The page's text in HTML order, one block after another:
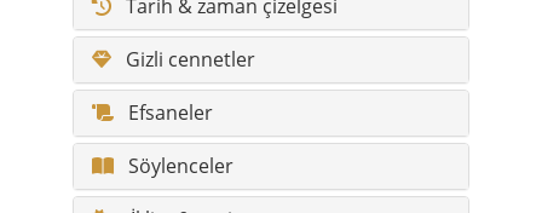
Söylenceler
İklim & gezi zamanı
Yürüyüş rotaları & doğa patikaları
Erişilebilirlik / konfor